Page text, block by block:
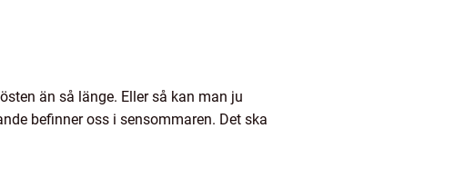
än så länge. Eller så kan man ju
befinner oss i sensommaren. Det ska